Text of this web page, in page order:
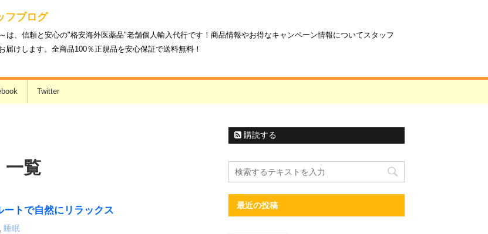
フブログ
は、信頼と安心の"格安海外医薬品"老舗個人輸入代行です！商品情報やお得なキャンペーン情報についてスタッフ
届けします。全商品100％正規品を安心保証で送料無料！
Twitter
一覧
トで自然にリラックス
睡眠
購読する
最近の投稿